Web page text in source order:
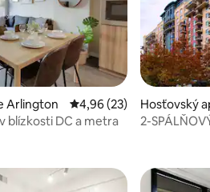
počet hodnotení: 48
Arlington Priemerné ohodnotenie
4,96 (23)
blízkosti DC a metra
Hosťovský
Oxon Hill
2-